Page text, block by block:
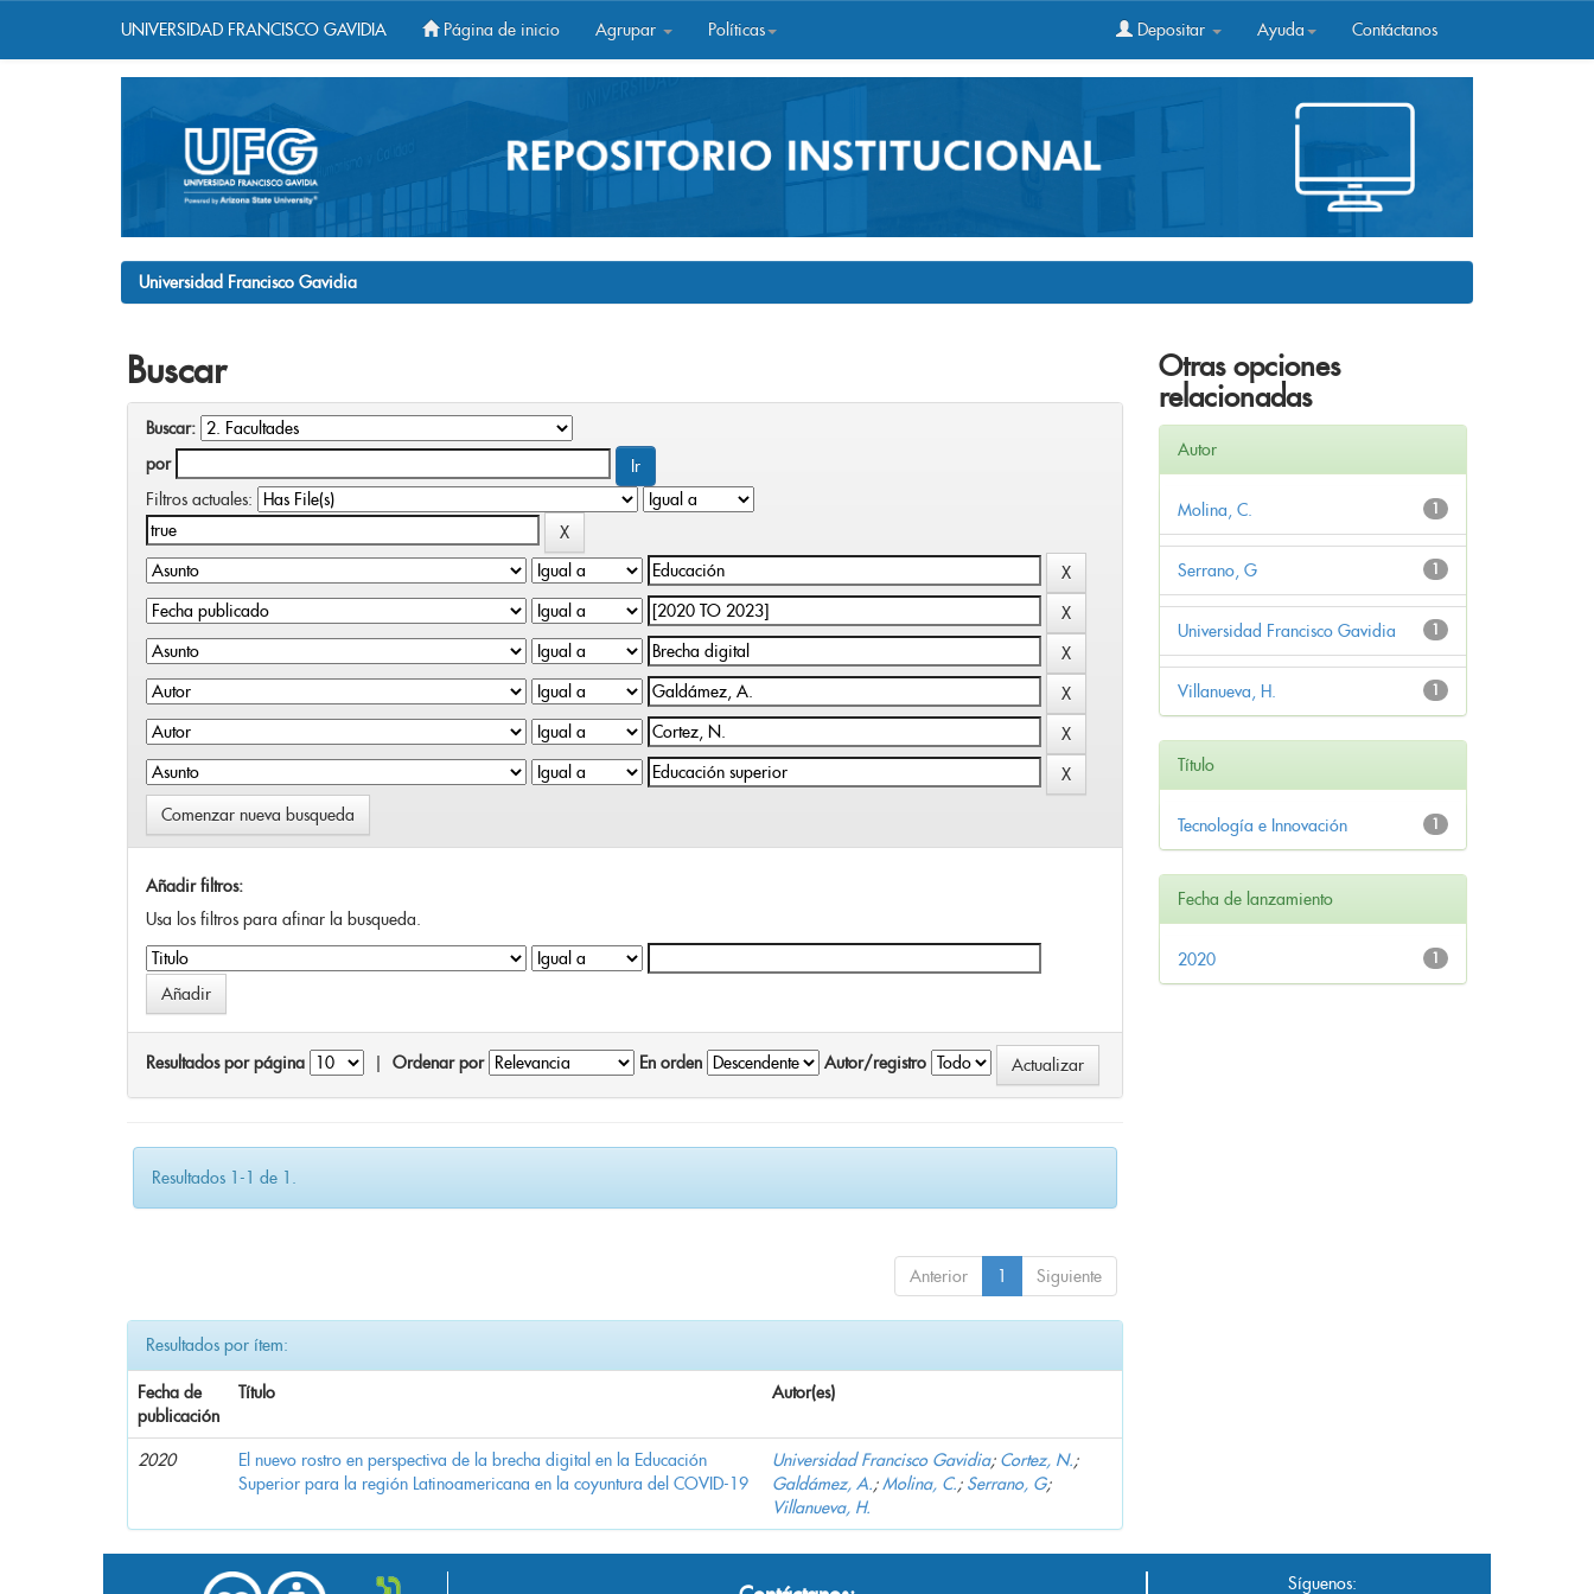
UNIVERSIDAD FRANCISCO GAVIDIA Página de inicio Agrupar Políticas Depositar Ayuda Contáctanos
Universidad Francisco Gavidia
Buscar
Buscar:
por
Filtros actuales:
Comenzar nueva busqueda
Añadir filtros:
Usa los filtros para afinar la busqueda.
Resultados por página Ordenar por En orden Autor/registro
Resultados 1-1 de 1.
Anterior 1 Siguiente
Resultados por ítem:
Fecha de
publicación
Título Autor(es)
2020
El nuevo rostro en perspectiva de la brecha digital en la Educación
Superior para la región Latinoamericana en la coyuntura del COVID-19
Universidad Francisco Gavidia; Cortez, N.;
Galdámez, A.;Molina, C.; Serrano, G;
Villanueva, H.
Otras opciones
relacionadas
Autor
1
Molina, C.
1
Serrano, G
1
Universidad Francisco Gavidia
1
Villanueva, H.
Título
1
Tecnología e Innovación
Fecha de lanzamiento
1
2020
Síguenos: